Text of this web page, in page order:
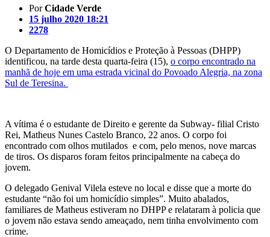
PorCidade Verde
15 julho 2020 18:21
2278
O Departamento de Homicídios e Proteção à Pessoas (DHPP)
identificou, na tarde desta quarta-feira (15), o corpo encontrado na
manhã de hoje em uma estrada vicinal do Povoado Alegria, na zona
Sul de Teresina.
A vítima é o estudante de Direito e gerente da Subway- filial Cristo
Rei, Matheus Nunes Castelo Branco, 22 anos. O corpo foi
encontrado com olhos mutilados e com, pelo menos, nove marcas
de tiros. Os disparos foram feitos principalmente na cabeça do
jovem.
O delegado Genival Vilela esteve no local e disse que a morte do
estudante “não foi um homicídio simples”. Muito abalados,
familiares de Matheus estiveram no DHPP e relataram à policia que
o jovem não estava sendo ameaçado, nem tinha envolvimento com
crime.